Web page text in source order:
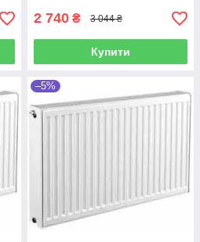
2 740 ₴ 3 044 ₴
Купити
–5%